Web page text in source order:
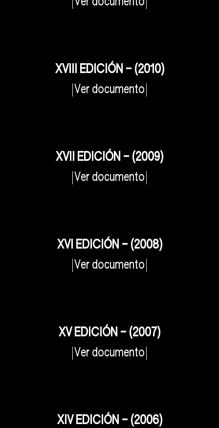
XVIII EDICIÓN – (2010)
Ver documento
XVII EDICIÓN – (2009)
Ver documento
XVI EDICIÓN – (2008)
Ver documento
XV EDICIÓN – (2007)
Ver documento
XIV EDICIÓN – (2006)